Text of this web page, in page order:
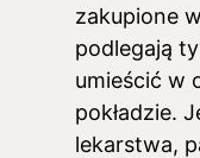
zakupione
podlegają
umieścić w
pokładzie.
lekarstwa,